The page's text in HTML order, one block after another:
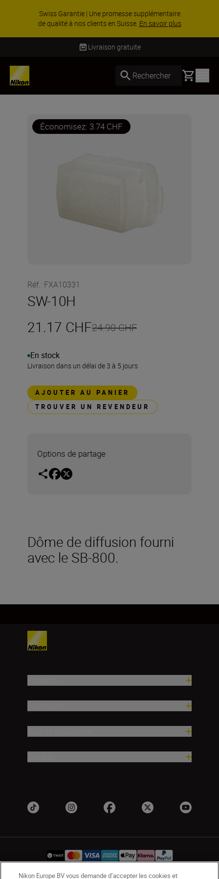
Swiss Garantie | Une promesse supplémentaire
de qualité à nos clients en Suisse. En savoir plus
Livraison gratuite
Rechercher Basket
Économisez: 3.74 CHF
Réf.: FXA10331
SW-10H
21.17 CHF24.90 CHF
En stock
Livraison dans un délai de 3 à 5 jours
AJOUTER AU PANIER
TROUVER UN REVENDEUR
Options de partage
Dôme de diffusion fourni
avec le SB-800.
Nikon Europe BV vous demande d’accepter les cookies et